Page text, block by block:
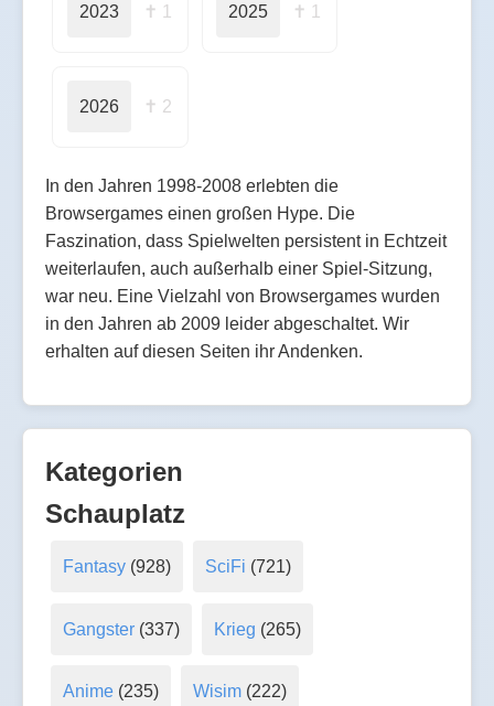
2023 ✝ 1 2025 ✝ 1
2026 ✝ 2
In den Jahren 1998-2008 erlebten die
Browsergames einen großen Hype. Die
Faszination, dass Spielwelten persistent in Echtzeit
weiterlaufen, auch außerhalb einer Spiel-Sitzung,
war neu. Eine Vielzahl von Browsergames wurden
in den Jahren ab 2009 leider abgeschaltet. Wir
erhalten auf diesen Seiten ihr Andenken.
Kategorien
Schauplatz
Fantasy(928) SciFi (721)
Gangster(337) Krieg (265)
Anime(235) Wisim (222)